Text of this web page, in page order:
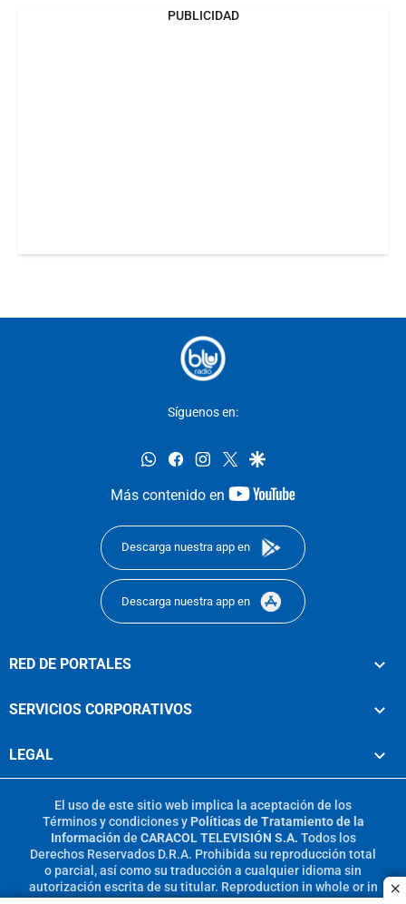
PUBLICIDAD
Síguenos en:
whatsappfacebookinstagram
twittergoogle
Más contenido en
youtube-
Descarga nuestra app en
Descarga nuestra app en
RED DE PORTALES
SERVICIOS CORPORATIVOS
LEGAL
El uso de este sitio web implica la aceptación de los
Términos y condicionesy Políticas de Tratamiento de la
Información de CARACOL TELEVISIÓN S.A. Todos los
Derechos Reservados D.R.A. Prohibida su reproducción total
o parcial, así como su traducción a cualquier idioma sin
autorización escrita de su titular. Reproduction in whole or in